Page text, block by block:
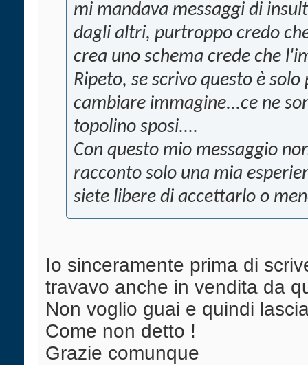
mi mandava messaggi di
dagli altri, purtroppo credo
crea uno schema crede che
Ripeto, se scrivo questo è
cambiare immagine...ce ne
topolino sposi....
Con questo mio messaggio
racconto solo una mia
siete libere di accettarlo o
Io sinceramente prima di
travavo anche in vendita da
Non voglio guai e quindi
Come non detto !
Grazie comunque